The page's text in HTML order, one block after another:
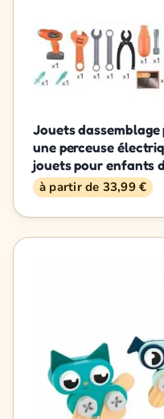
Jouets
une perceuse
jouets pour enfants
à partir de 33,99 €